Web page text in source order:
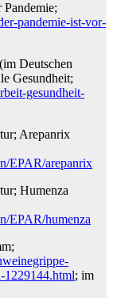
pandemie-ist-vor-
Deutschen
Gesundheit;
gesundheit-
Arepanrix
EPAR/arepanrix
Humenza
EPAR/humenza
1229144.html; im